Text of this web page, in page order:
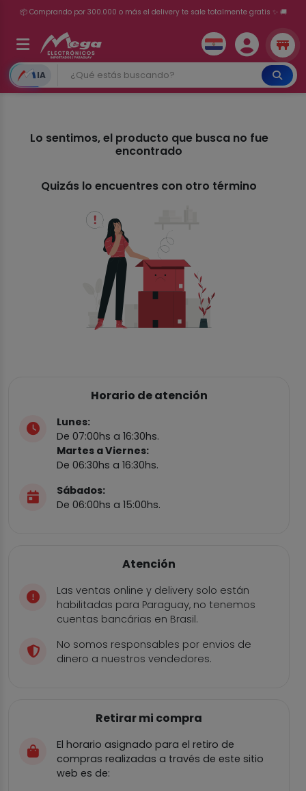
📦 Comprando por 300.000 o más el delivery te sale totalmente gratis ✨ 🚚
💳 ¡HASTA 24 CUOTAS SIN INTERÉS con tarjetas adheridas!
IA
Lo sentimos, el producto que busca no fue
encontrado
Quizás lo encuentres con otro término
Horario de atención
Lunes:
De 07:00hs a 16:30hs.
Martes a Viernes:
De 06:30hs a 16:30hs.
Sábados:
De 06:00hs a 15:00hs.
Atención
Las ventas online y delivery solo están
habilitadas para Paraguay, no tenemos
cuentas bancárias en Brasil.
No somos responsables por envios de
dinero a nuestros vendedores.
Retirar mi compra
El horario asignado para el retiro de
compras realizadas a través de este sitio
web es de: